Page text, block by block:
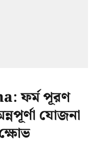
ফর্ম পূরণ
যোজনা